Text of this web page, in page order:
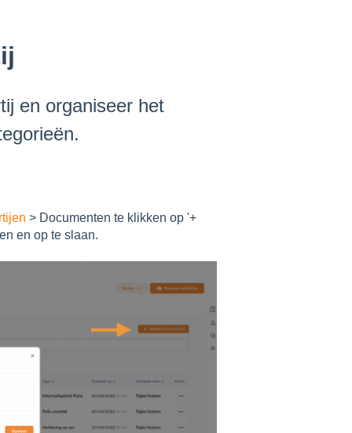
en organiseer het
> Documenten te klikken op '+
en op te slaan.